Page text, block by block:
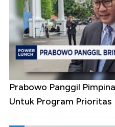
Prabowo Panggil
Untuk Program Prioritas